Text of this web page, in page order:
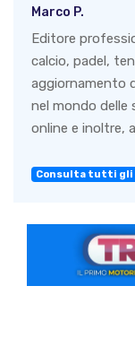
Marco P.
Editore
calcio, padel,
aggiornamento
nel mondo delle
online e inoltre,
Consulta tutti gli